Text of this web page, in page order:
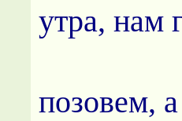
утра, нам
позовем,